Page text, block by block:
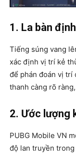
1. La bàn
Tiếng súng vang
xác định vị trí kẻ
để phán đoán vị trí
thanh càng rõ
2. Ước lượng
PUBG Mobile VN
độ lan truyền trong